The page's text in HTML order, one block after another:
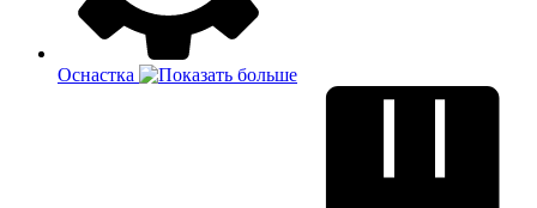
Оснастка